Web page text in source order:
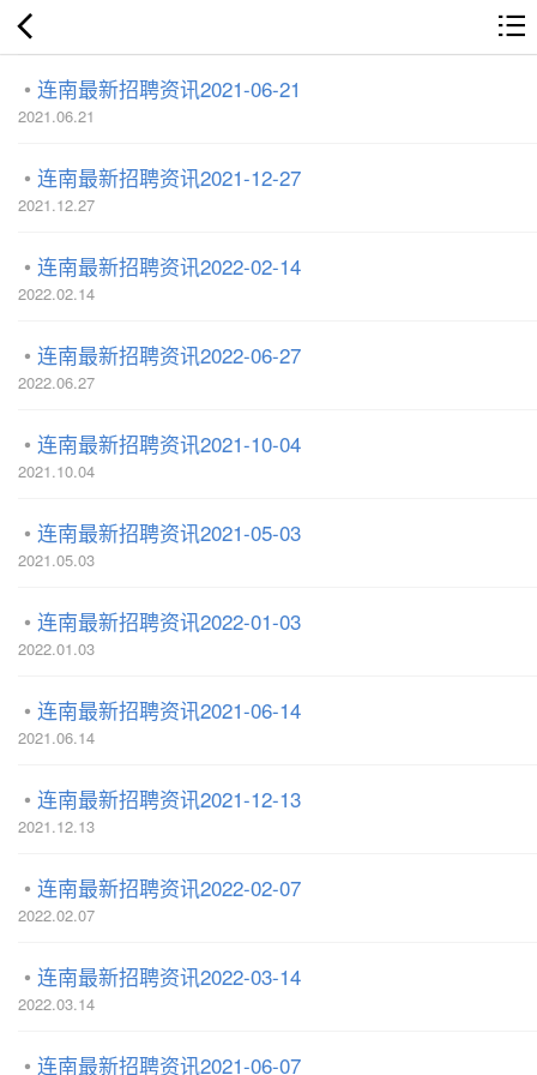
连南最新招聘资讯2021-06-21
2021.06.21
连南最新招聘资讯2021-12-27
2021.12.27
连南最新招聘资讯2022-02-14
2022.02.14
连南最新招聘资讯2022-06-27
2022.06.27
连南最新招聘资讯2021-10-04
2021.10.04
连南最新招聘资讯2021-05-03
2021.05.03
连南最新招聘资讯2022-01-03
2022.01.03
连南最新招聘资讯2021-06-14
2021.06.14
连南最新招聘资讯2021-12-13
2021.12.13
连南最新招聘资讯2022-02-07
2022.02.07
连南最新招聘资讯2022-03-14
2022.03.14
连南最新招聘资讯2021-06-07